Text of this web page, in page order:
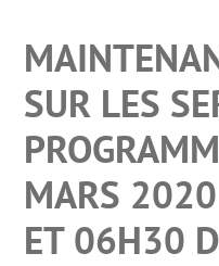
SUR LES
MARS
ET 06H30